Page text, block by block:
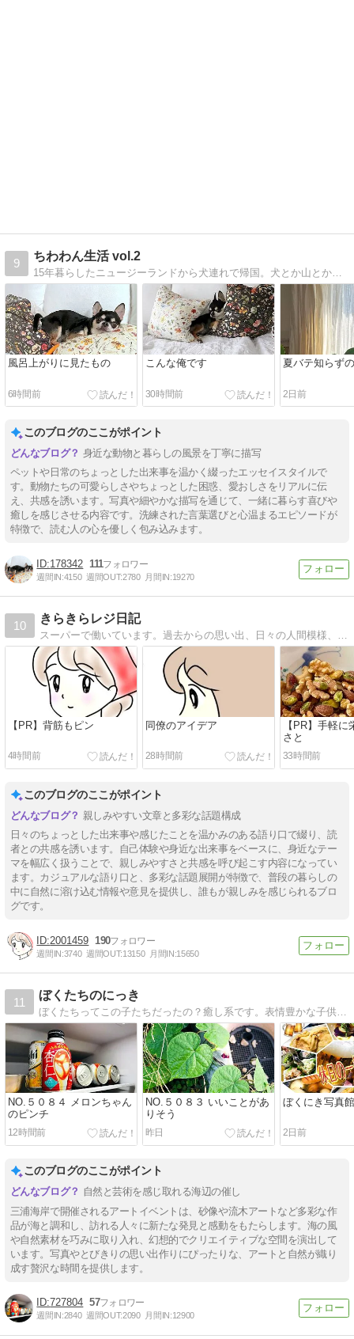
9
ちわわん生活 vol.2
15年暮らしたニュージーランドから犬連れで帰国。犬とか山とか温泉とか海外生活とかあれこれ。
風呂上がりに見たもの
6時間前
こんな俺です
30時間前
夏バテ知らず
2日前
このブログのここがポイント
身近な動物と暮らしの風景を丁寧に描写
ペットや日常のちょっとした出来事を温かく綴ったエッセイスタイルで
す。動物たちの可愛らしさやちょっとした困惑、愛おしさをリアルに伝
え、共感を誘います。写真や細やかな描写を通じて、一緒に暮らす喜びや
癒しを感じさせる内容です。洗練された言葉選びと心温まるエピソードが
特徴で、読む人の心を優しく包み込みます。
178342 111
週間IN:4150 週間OUT:2780 月間IN:19270
10
きらきらレジ日記
スーパーで働いています。過去からの思い出、日々の人間模様、私目線のレジあるある等を描いています。
【PR】背筋もピン
4時間前
同僚のアイデア
28時間前
【PR】手軽に
さと
33時間前
このブログのここがポイント
親しみやすい文章と多彩な話題構成
日々のちょっとした出来事や感じたことを温かみのある語り口で綴り、読
者との共感を誘います。自己体験や身近な出来事をベースに、身近なテー
マを幅広く扱うことで、親しみやすさと共感を呼び起こす内容になってい
ます。カジュアルな語り口と、多彩な話題展開が特徴で、普段の暮らしの
中に自然に溶け込む情報や意見を提供し、誰もが親しみを感じられるブロ
グです。
2001459 190
週間IN:3740 週間OUT:13150 月間IN:15650
11
ぼくたちのにっき
ぼくたちってこの子たちだったの？癒し系です。表情豊かな子供達。北海道・千葉・岐阜・香川・奈良などのロケもあります。どうぞ遊びに来てください。
NO.５０８４ メロンちゃん
のピンチ
12時間前
NO.５０８３ いいことがあ
りそう
昨日
ぼくにき写真
2日前
このブログのここがポイント
自然と芸術を感じ取れる海辺の催し
三浦海岸で開催されるアートイベントは、砂像や流木アートなど多彩な作
品が海と調和し、訪れる人々に新たな発見と感動をもたらします。海の風
や自然素材を巧みに取り入れ、幻想的でクリエイティブな空間を演出して
います。写真やとびきりの思い出作りにぴったりな、アートと自然が織り
成す贅沢な時間を提供します。
727804 57
週間IN:2840 週間OUT:2090 月間IN:12900